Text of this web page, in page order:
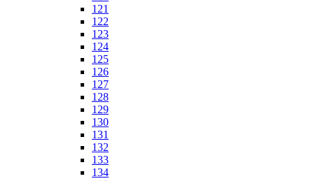
121
122
123
124
125
126
127
128
129
130
131
132
133
134